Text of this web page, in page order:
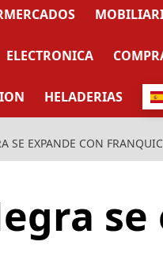
ELECTRONICA
HELADERIAS
SE EXPANDE CON